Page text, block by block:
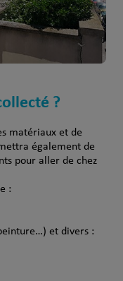
?
matériaux et de
également de
pour aller de chez
:
et divers :